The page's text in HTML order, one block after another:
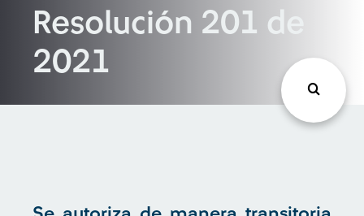
Resolución 201 de
2021